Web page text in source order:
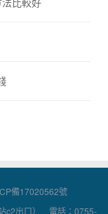
備17020562號
c2出口） 電話：0755-